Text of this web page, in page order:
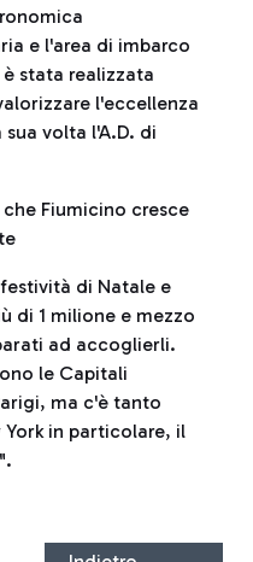
e l'area di imbarco
stata realizzata
l'eccellenza
volta l'A.D. di
Fiumicino cresce
di Natale e
di 1 milione e mezzo
ad accoglierli.
le Capitali
ma c'è tanto
in particolare, il